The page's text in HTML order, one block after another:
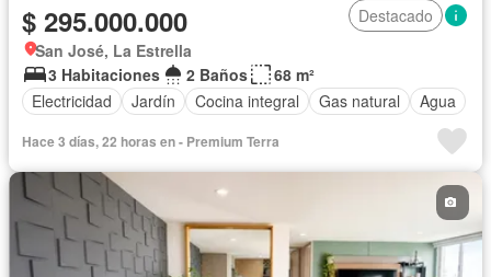
$ 295.000.000
Destacado
San José, La Estrella
3 Habitaciones
2 Baños
68 m²
Electricidad
Jardín Cocina integral Gas natural Agua
Hace 3 días, 22 horas en - Premium Terra